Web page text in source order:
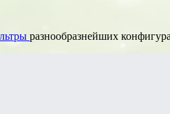
разнообразнейших